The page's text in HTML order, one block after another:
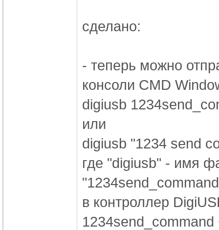
сделано:
- теперь можно
консоли CMD
digiusb
или
digiusb "1234 send
где "digiusb" - имя
в контроллер